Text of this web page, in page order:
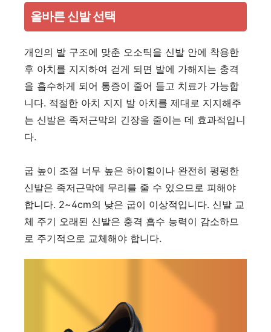
올바른 신발 선택
개인의 발 구조에 맞춘 오소틱을 신발 안에 착용한
후 아치를 지지하여 걷게 되면 발에 가해지는 충격
을 흡수하게 되어 통증이 줄어 들고 치료가 가능합
니다. 적절한 아치 지지 발 아치를 제대로 지지해주
는 신발은 족저근막의 긴장을 줄이는 데 효과적입니
다.
굽 높이 조절 너무 높은 하이힐이나 완전히 평평한
신발은 족저근막에 무리를 줄 수 있으므로 피해야
합니다. 2~4cm의 낮은 굽이 이상적입니다. 신발 교
체 주기 오래된 신발은 충격 흡수 능력이 감소하므
로 주기적으로 교체해야 합니다.